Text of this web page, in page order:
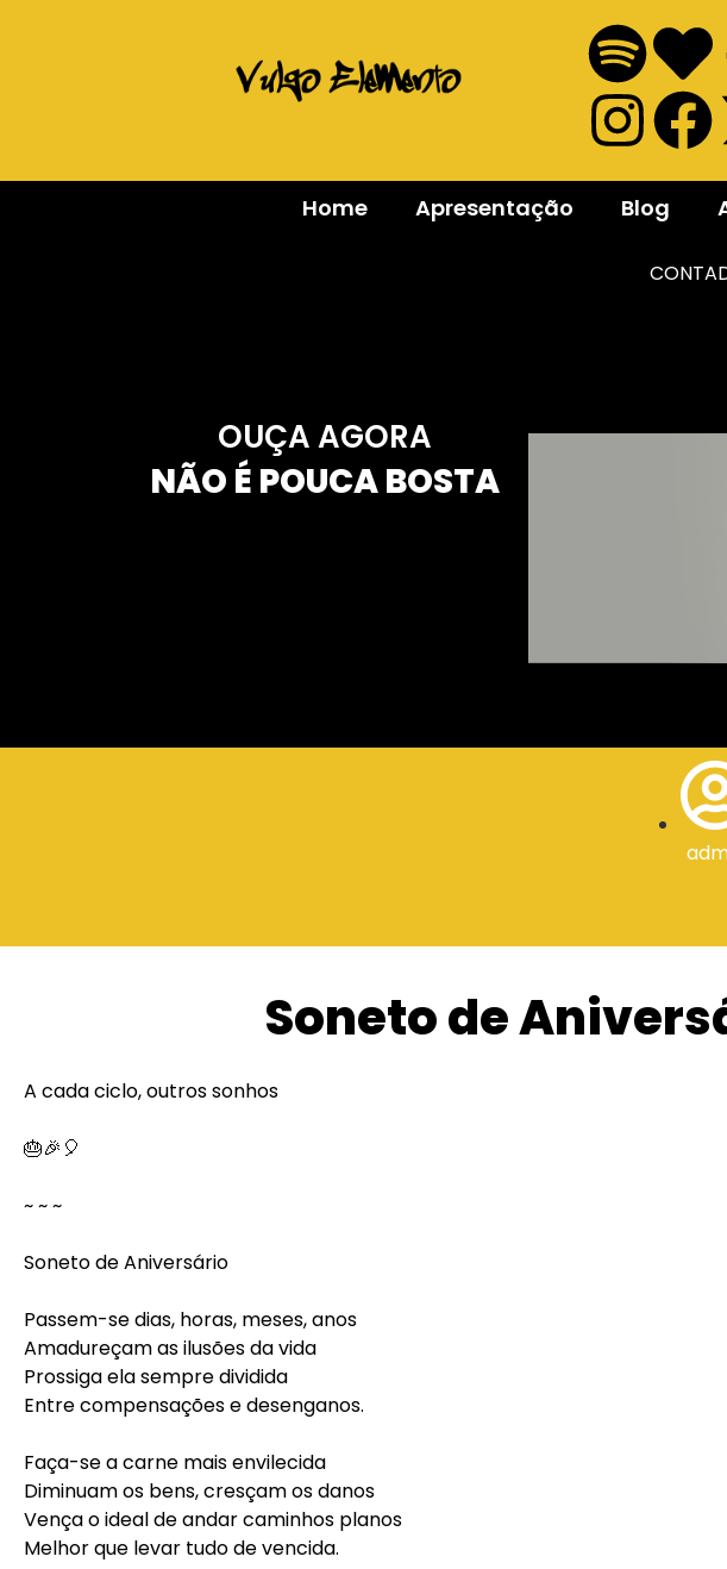
Home Apresentação Blog
OUÇA AGORA
NÃO É POUCA BOSTA
Soneto de
A cada ciclo, outros sonhos⠀
🎂🎉🎈⠀
~ ~ ~⠀
Soneto de Aniversário⠀
Passem-se dias, horas, meses, anos⠀
Amadureçam as ilusões da vida⠀
Prossiga ela sempre dividida⠀
Entre compensações e desenganos.⠀
Faça-se a carne mais envilecida⠀
Diminuam os bens, cresçam os danos⠀
Vença o ideal de andar caminhos planos⠀
Melhor que levar tudo de vencida.⠀